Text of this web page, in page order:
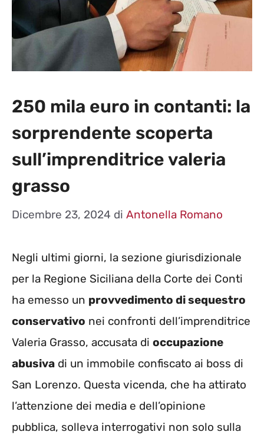
250 mila euro in contanti: la
sorprendente scoperta
sull’imprenditrice valeria
grasso
Dicembre 23, 2024 di Antonella Romano
Negli ultimi giorni, la sezione giurisdizionale
per la Regione Siciliana della Corte dei Conti
ha emesso un provvedimento di sequestro
conservativo nei confronti dell’imprenditrice
Valeria Grasso, accusata di occupazione
abusiva di un immobile confiscato ai boss di
San Lorenzo. Questa vicenda, che ha attirato
l’attenzione dei media e dell’opinione
pubblica, solleva interrogativi non solo sulla